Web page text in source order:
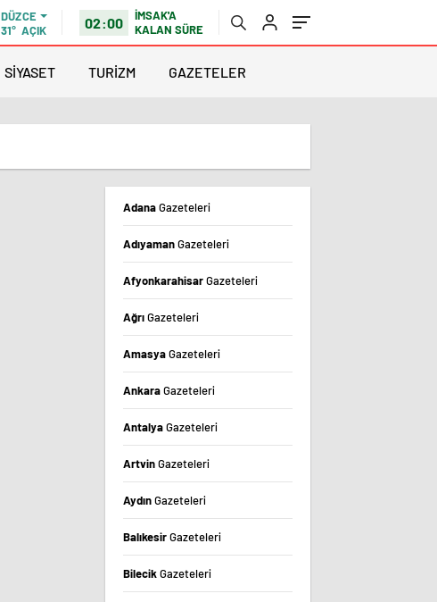
DÜZCE
31° AÇIK 02:00
İMSAK'A
KALAN SÜRE
SİYASET TURİZM GAZETELER
AdanaGazeteleri
AdıyamanGazeteleri
AfyonkarahisarGazeteleri
AğrıGazeteleri
AmasyaGazeteleri
AnkaraGazeteleri
AntalyaGazeteleri
ArtvinGazeteleri
AydınGazeteleri
BalıkesirGazeteleri
BilecikGazeteleri